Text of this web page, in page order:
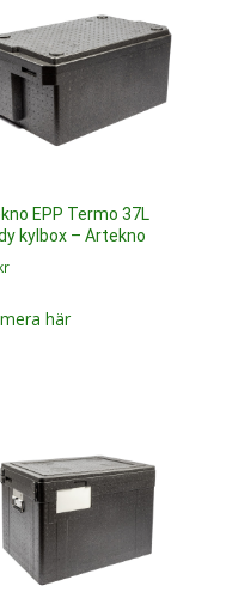
EPP Termo 37L
kylbox – Artekno
här